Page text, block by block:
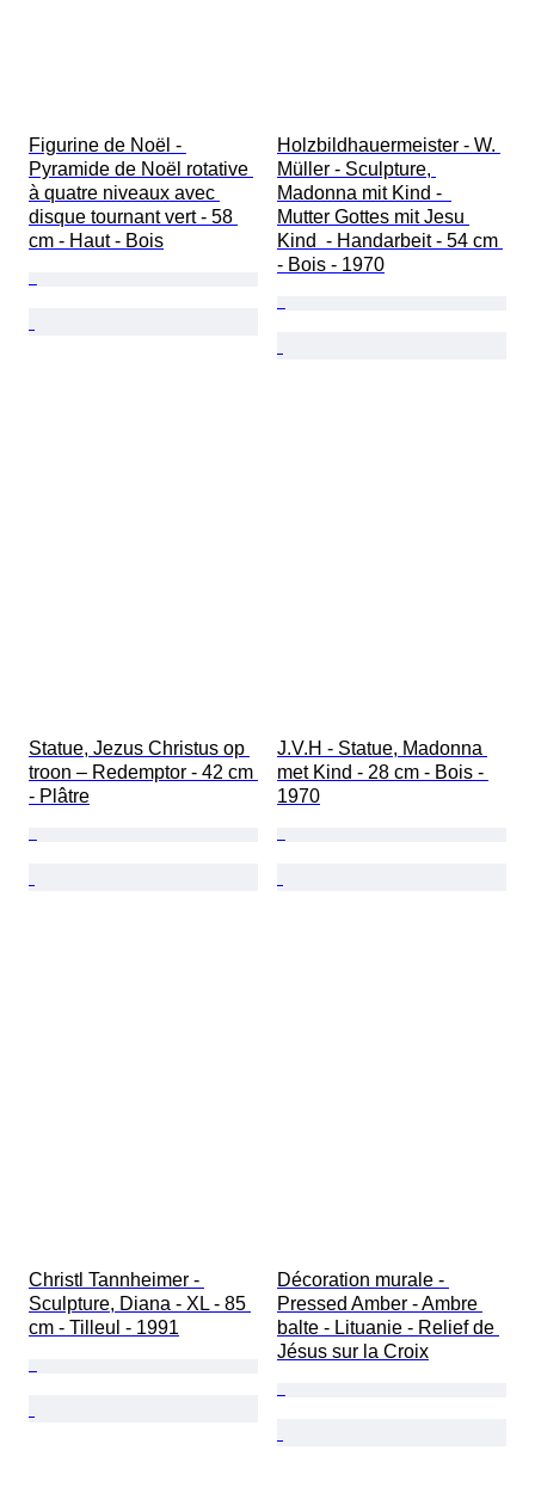
Figurine de Noël -
Pyramide de Noël rotative
à quatre niveaux avec
disque tournant vert - 58
cm - Haut - Bois
Holzbildhauermeister - W.
Müller - Sculpture,
Madonna mit Kind -
Mutter Gottes mit Jesu
Kind  - Handarbeit - 54 cm
- Bois - 1970
Statue, Jezus Christus op
troon – Redemptor - 42 cm
- Plâtre
J.V.H - Statue, Madonna
met Kind - 28 cm - Bois -
1970
Christl Tannheimer -
Sculpture, Diana - XL - 85
cm - Tilleul - 1991
Décoration murale -
Pressed Amber - Ambre
balte - Lituanie - Relief de
Jésus sur la Croix